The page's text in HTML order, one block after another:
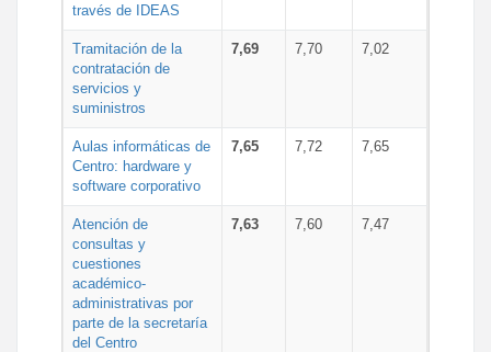
través de IDEAS
Tramitación de la
contratación de
servicios y
suministros
7,69 7,70 7,02
Aulas informáticas de
Centro: hardware y
software corporativo
7,65 7,72 7,65
Atención de
consultas y
cuestiones
académico-
administrativas por
parte de la secretaría
del Centro
7,63 7,60 7,47